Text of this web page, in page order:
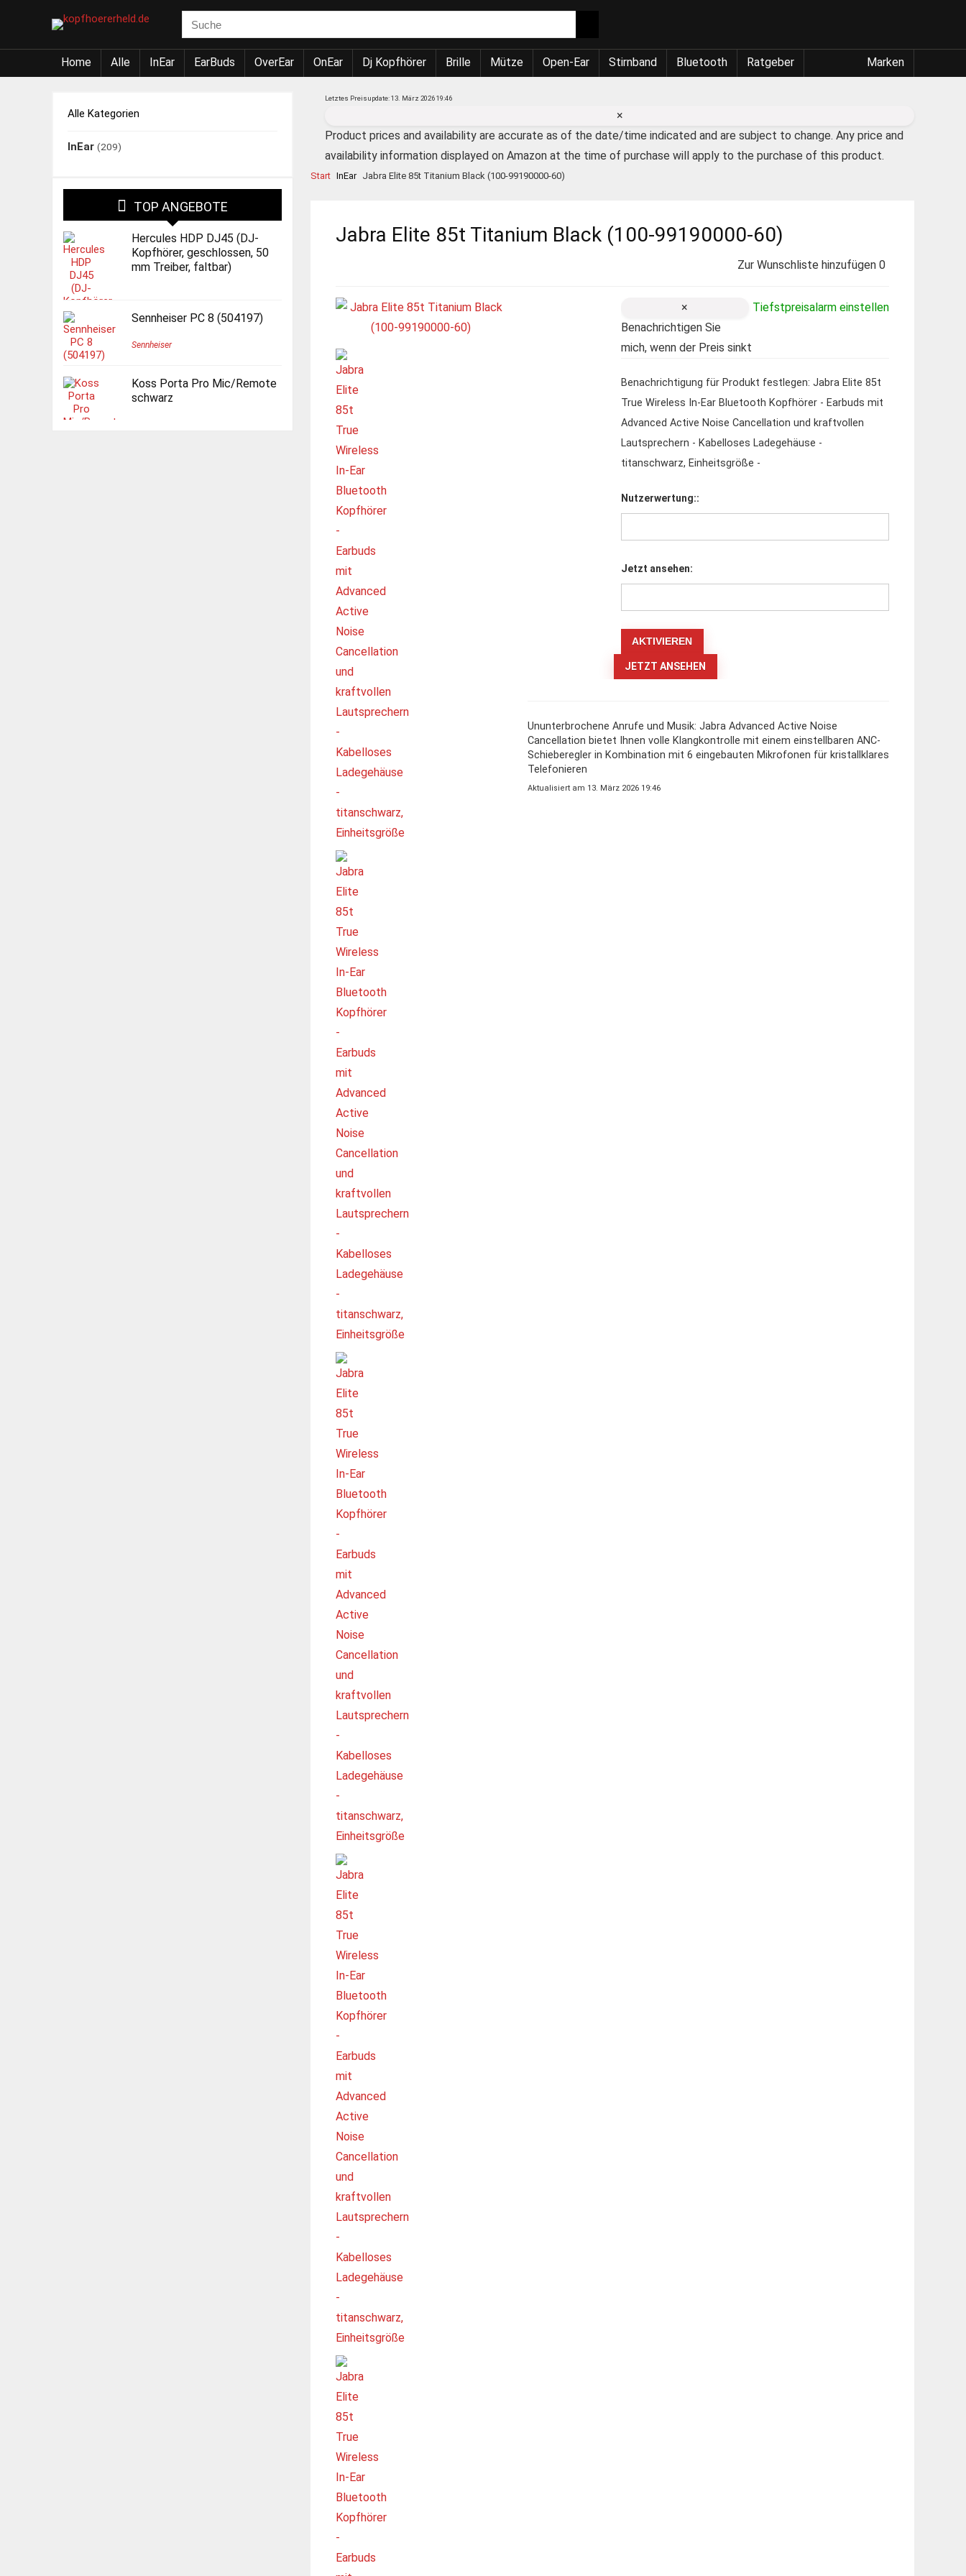
Home Alle InEar EarBuds OverEar OnEar Dj Kopfhörer Brille Mütze Open-Ear Stirnband Bluetooth Ratgeber Marken
Letztes Preisupdate: 13. März 2026 19:46
×
Product prices and availability are accurate as of the date/time indicated and are subject to change. Any price and
availability information displayed on Amazon at the time of purchase will apply to the purchase of this product.
Start InEar Jabra Elite 85t Titanium Black (100-99190000-60)
Jabra Elite 85t Titanium Black (100-99190000-60)
Zur Wunschliste hinzufügen 0
Tiefstpreisalarm einstellen
×
Benachrichtigen Sie
mich, wenn der Preis sinkt
Benachrichtigung für Produkt festlegen: Jabra Elite 85t
True Wireless In-Ear Bluetooth Kopfhörer - Earbuds mit
Advanced Active Noise Cancellation und kraftvollen
Lautsprechern - Kabelloses Ladegehäuse -
titanschwarz, Einheitsgröße -
Nutzerwertung::
Jetzt ansehen:
JETZT ANSEHEN
Ununterbrochene Anrufe und Musik: Jabra Advanced Active Noise
Cancellation bietet Ihnen volle Klangkontrolle mit einem einstellbaren ANC-
Schieberegler in Kombination mit 6 eingebauten Mikrofonen für kristallklares
Telefonieren
Aktualisiert am 13. März 2026 19:46
Alle Kategorien
InEar (209)
TOP ANGEBOTE
Hercules HDP DJ45 (DJ-
Kopfhörer, geschlossen, 50
mm Treiber, faltbar)
Sennheiser PC 8 (504197)
Sennheiser
Koss Porta Pro Mic/Remote
schwarz